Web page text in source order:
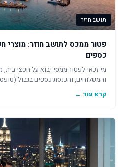
תושב חוזר
פטור ממכס לתושב חוזר: מוצרי
כספים
מי זכאי לפטור ממסי יבוא על חפצי
והמשלוחים, והכנסת כספים בגבול (טופס
קרא עוד ←